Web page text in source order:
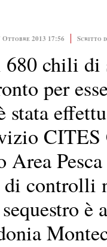
2013 17:56 Scritto
680 chili di
per
stata
CITES
Area
controlli
è